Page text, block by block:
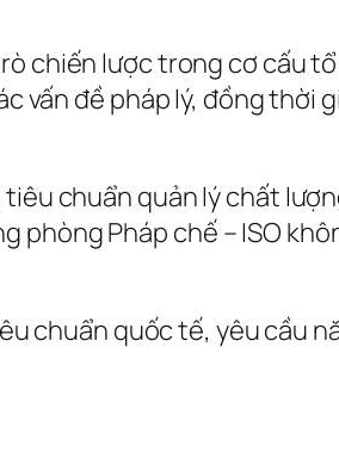
chiến lược trong cơ cấu
vấn đề pháp lý, đồng thời
chuẩn quản lý chất
phòng Pháp chế – ISO
chuẩn quốc tế, yêu cầu